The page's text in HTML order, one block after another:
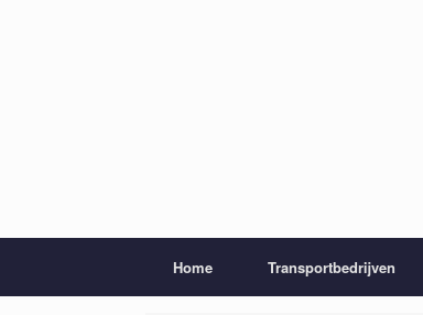
Home Transportbedrijven